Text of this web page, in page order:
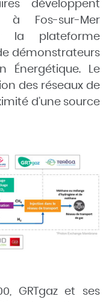
développent
à Fos-sur-Mer
la plateforme
démonstrateurs
Énergétique. Le
des réseaux de
d’une source
, GRTgaz et ses